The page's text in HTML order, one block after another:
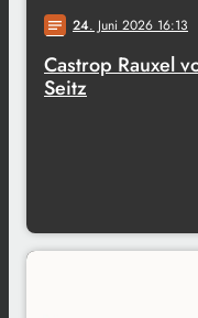
notes 24. Juni 2026 16:13
Castrop Rauxel
Seitz